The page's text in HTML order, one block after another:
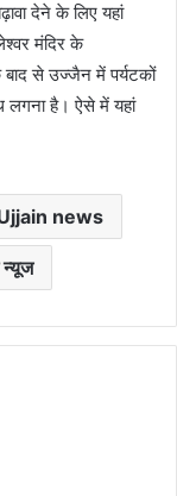
देने के लिए यहां
मंदिर के
बाद से उज्जैन में पर्यटकों
लगना है। ऐसे में यहां
news